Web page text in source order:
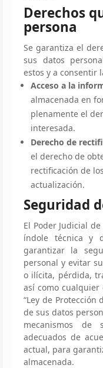
Derechos
persona
Se garantiza el
sus datos
estos y a consentir
Acceso a la
almacenada en
plenamente el
interesada.
Derecho de
el derecho de
rectificación de
actualización.
Seguridad
El Poder Judicial
índole técnica y
garantizar la
personal y evitar
o ilícita, pérdida,
así como cualquier
“Ley de
de sus datos
mecanismos de
adecuados de
actual, para
almacenada.